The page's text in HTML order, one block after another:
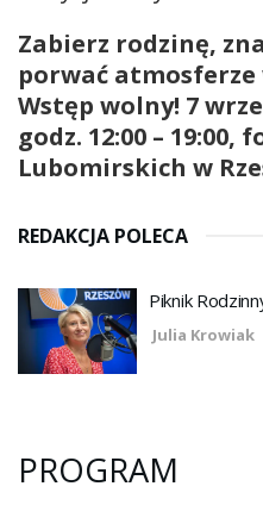
Zabierz rodzinę,
porwać
Wstęp wolny! 7
godz. 12:00 – 19:00,
Lubomirskich w
REDAKCJA POLECA
Piknik
Julia Krowiak
PROGRAM